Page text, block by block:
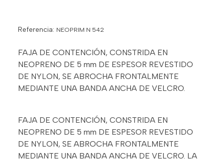
Referencia: NEOPRIM N 542
FAJA DE CONTENCIÓN, CONSTRIDA EN
NEOPRENO DE 5 mm DE ESPESOR REVESTIDO
DE NYLON, SE ABROCHA FRONTALMENTE
MEDIANTE UNA BANDA ANCHA DE VELCRO.
FAJA DE CONTENCIÓN, CONSTRIDA EN
NEOPRENO DE 5 mm DE ESPESOR REVESTIDO
DE NYLON, SE ABROCHA FRONTALMENTE
MEDIANTE UNA BANDA ANCHA DE VELCRO. LA